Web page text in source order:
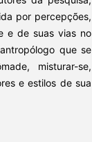
por percepções,
e de suas vias no
que se
misturar-se,
e estilos de sua